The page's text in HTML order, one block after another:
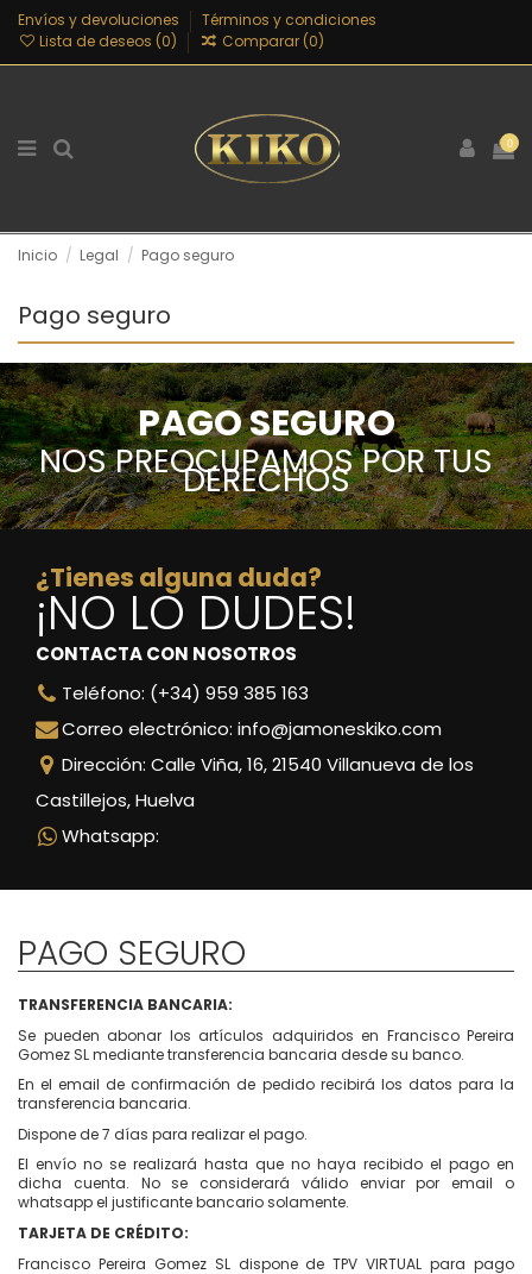
Envíos y devoluciones
Términos y condiciones
Lista de deseos (0) Comparar (0)
0
Inicio Legal Pago seguro
Pago seguro
PAGO SEGURO
NOS PREOCUPAMOS POR TUS
DERECHOS
¿Tienes alguna duda?
¡NO LO DUDES!
CONTACTA CON NOSOTROS
Teléfono: (+34) 959 385 163
Correo electrónico: info@jamoneskiko.com
Dirección: Calle Viña, 16, 21540 Villanueva de los
Castillejos, Huelva
Whatsapp:
PAGO SEGURO
TRANSFERENCIA BANCARIA:
Se pueden abonar los artículos adquiridos en Francisco Pereira
Gomez SL mediante transferencia bancaria desde su banco.
En el email de confirmación de pedido recibirá los datos para la
transferencia bancaria.
Dispone de 7 días para realizar el pago.
El envío no se realizará hasta que no haya recibido el pago en
dicha cuenta. No se considerará válido enviar por email o
whatsapp el justificante bancario solamente.
TARJETA DE CRÉDITO:
Francisco Pereira Gomez SL dispone de TPV VIRTUAL para pago